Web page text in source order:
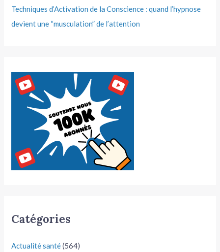
Techniques d’Activation de la Conscience : quand l’hypnose
devient une “musculation” de l’attention
Catégories
Actualité santé(564)